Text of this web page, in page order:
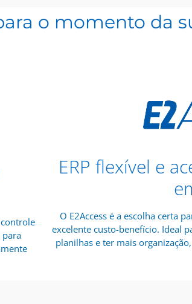
o momento da
para
ERP flexível e
O E2Access é a escolha certa
excelente custo-benefício. Ideal
planilhas e ter mais